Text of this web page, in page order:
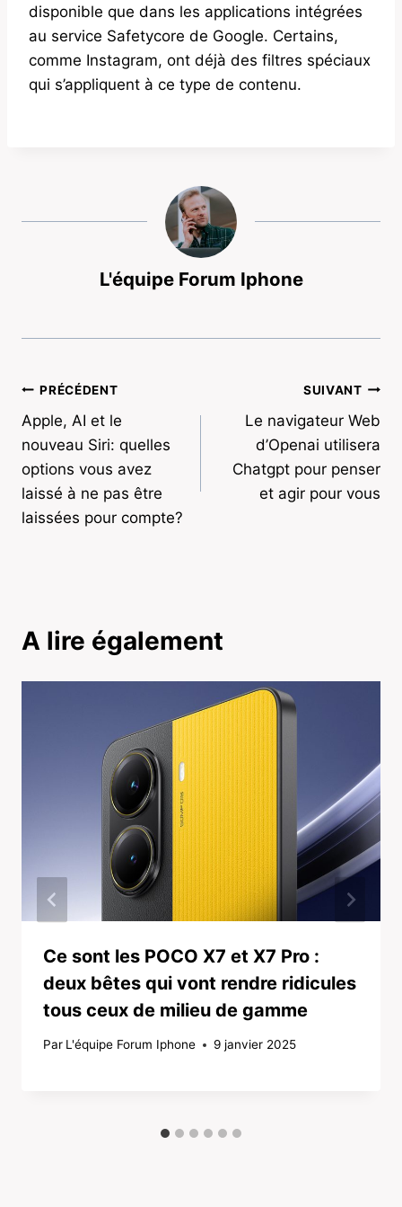
disponible que dans les applications intégrées
au service Safetycore de Google. Certains,
comme Instagram, ont déjà des filtres spéciaux
qui s’appliquent à ce type de contenu.
L'équipe Forum Iphone
Navigation
de
l’article
PRÉCÉDENT
Apple, AI et le
nouveau Siri: quelles
options vous avez
laissé à ne pas être
laissées pour compte?
SUIVANT
Le navigateur Web
d’Openai utilisera
Chatgpt pour penser
et agir pour vous
A lire également
Ce sont les POCO X7 et X7 Pro :
deux bêtes qui vont rendre ridicules
tous ceux de milieu de gamme
Par L'équipe Forum Iphone 9 janvier 2025